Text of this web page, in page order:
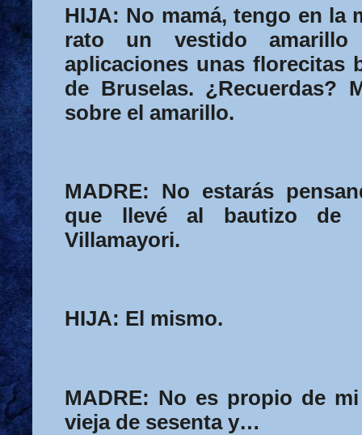
HIJA: No mamá, tengo en la
rato un vestido
aplicaciones unas florecitas
de Bruselas. ¿Recuerdas?
sobre el amarillo.
MADRE: No estarás
que llevé al bautizo
Villamayori.
HIJA: El mismo.
MADRE: No es propio de
vieja de sesenta y…